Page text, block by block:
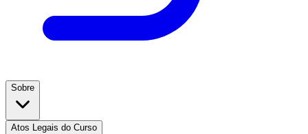
Sobre
Atos Legais do Curso